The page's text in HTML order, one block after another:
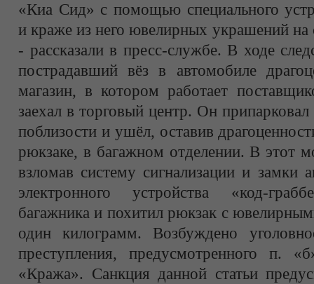
«Киа Сид» с помощью специального
и краже из него ювелирных украшений
- рассказали в пресс-службе. В ходе
пострадавший вёз в автомобиле
магазин, в котором работает
заехал в торговый центр. Он припарковал
поблизости и ушёл, оставив
рюкзаке, в багажном отделении. В этот
взломав систему сигнализации и
электронного устройства «код-
багажника и похитил рюкзак с
один килограмм. Возбуждено
преступления, предусмотренного
«Кража». Санкция данной статьи